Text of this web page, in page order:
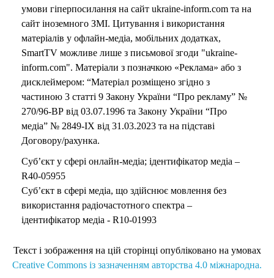
умови гіперпосилання на сайт ukraine-inform.com та на
сайт іноземного ЗМІ. Цитування і використання
матеріалів у офлайн-медіа, мобільних додатках,
SmartTV можливе лише з письмової згоди "ukraine-
inform.com". Матеріали з позначкою «Реклама» або з
дисклеймером: “Матеріал розміщено згідно з
частиною 3 статті 9 Закону України “Про рекламу” №
270/96-ВР від 03.07.1996 та Закону України “Про
медіа” № 2849-IX від 31.03.2023 та на підставі
Договору/рахунка.
Суб’єкт у сфері онлайн-медіа; ідентифікатор медіа –
R40-05955
Суб’єкт в сфері медіа, що здійснює мовлення без
використання радіочастотного спектра –
ідентифікатор медіа - R10-01993
Текст і зображення на цій сторінці опубліковано на умовах
Creative Commons із зазначенням авторства 4.0 міжнародна.